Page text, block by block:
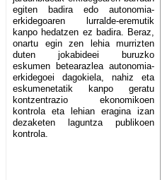
egiten badira edo autonomia-
erkidegoaren lurralde-eremutik
kanpo hedatzen ez badira. Beraz,
onartu egin zen lehia murrizten
duten jokabideei buruzko
eskumen betearazlea autonomia-
erkidegoei dagokiela, nahiz eta
eskumenetatik kanpo geratu
kontzentrazio ekonomikoen
kontrola eta lehian eragina izan
dezaketen laguntza publikoen
kontrola.